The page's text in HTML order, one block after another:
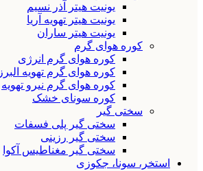
یونیت هیتر آذر نسیم
یونیت هیتر تهویه آریا
یونیت هیتر ساران
کوره هوای گرم
کوره هوای گرم انرژی
کوره هوای گرم تهویه البرز
کوره هوای گرم نیرو تهویه
کوره سونای خشک
سختی گیر
سختی گیر پلی فسفات
سختی گیر رزینی
سختی گیر مغناطیس آکوا
استخر، سونا، جکوزی